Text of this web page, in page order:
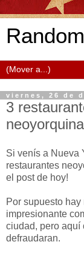
viernes, 26 de
3
neoyorquina
Si venís a Nueva
restaurantes
el post de hoy!
Por supuesto
impresionante
ciudad, pero aquí
defraudaran.